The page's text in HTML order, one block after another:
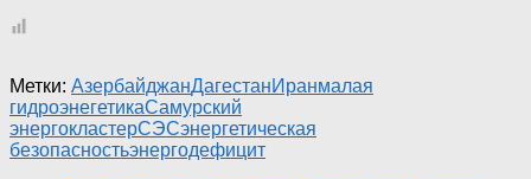
Метки: АзербайджанДагестанИранмалая
гидроэнегетикаСамурский
энергокластерСЭСэнергетическая
безопасностьэнергодефицит